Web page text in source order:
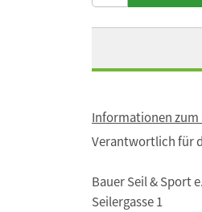
Informationen zum
Verantwortlich für
Bauer Seil & Sport
Seilergasse 1